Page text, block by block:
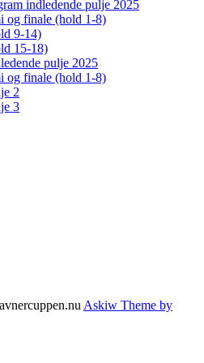
indledende pulje 2025
og finale (hold 1-8)
9-14)
15-18)
pulje 2025
og finale (hold 1-8)
2
3
Askiw Theme by